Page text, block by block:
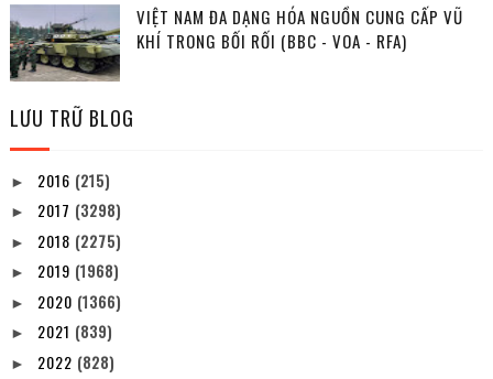
VIỆT NAM ĐA DẠNG HÓA NGUỒN CUNG CẤP VŨ
KHÍ TRONG BỐI RỐI (BBC - VOA - RFA)
LƯU TRỮ BLOG
► 2016 (215)
► 2017 (3298)
► 2018 (2275)
► 2019 (1968)
► 2020 (1366)
► 2021 (839)
► 2022 (828)